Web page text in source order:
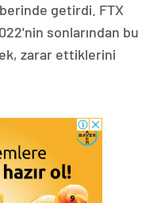
getirdi. FTX
sonlarından bu
zarar ettiklerini